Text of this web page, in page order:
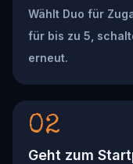
Wählt Duo für
für bis zu 5,
erneut.
02
Geht zum